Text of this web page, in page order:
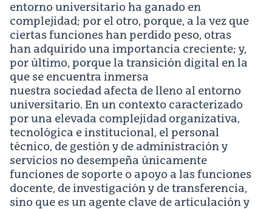
entorno universitario ha ganado en
complejidad; por el otro, porque, a la vez que
ciertas funciones han perdido peso, otras
han adquirido una importancia creciente; y,
por último, porque la transición digital en la
que se encuentra inmersa
nuestra sociedad afecta de lleno al entorno
universitario. En un contexto caracterizado
por una elevada complejidad organizativa,
tecnológica e institucional, el personal
técnico, de gestión y de administración y
servicios no desempeña únicamente
funciones de soporte o apoyo a las funciones
docente, de investigación y de transferencia,
sino que es un agente clave de articulación y